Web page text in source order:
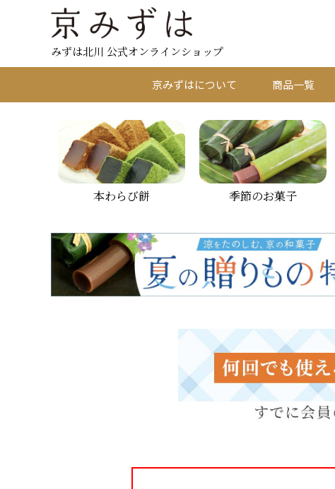
みずは北川 公式オンラインショップ
京みずはについて 商品一覧
本わらび餅 季節のお菓子